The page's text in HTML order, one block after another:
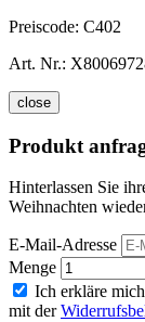
Preiscode: C402
Art. Nr.:
close
Produkt
Hinterlassen Sie
Weihnachten
E-Mail-Adresse
Menge
Ich erkläre
mit der